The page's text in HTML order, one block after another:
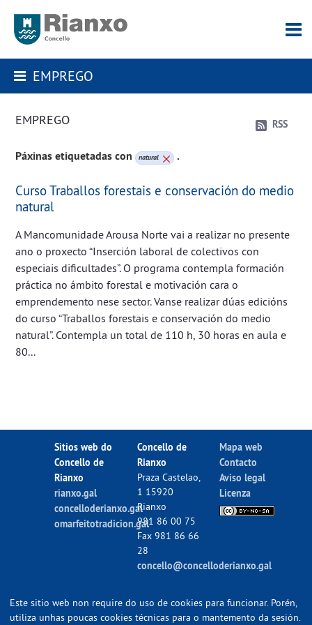
EMPREGO
EMPREGO RSS
Páxinas etiquetadas con natural .
Curso Traballos forestais e conservación do medio
natural
A Mancomunidade Arousa Norte vai a realizar no presente
ano o proxecto “Inserción laboral de colectivos con
especiais dificultades”. O programa contempla formación
práctica no ámbito forestal e motivación cara o
emprendemento nese sector. Vanse realizar dúas edicións
do curso “Traballos forestais e conservación do medio
natural”. Contempla un total de 110 h, 30 horas en aula e
80...
Sitios web do
Concello de
Rianxo
rianxo.gal
concelloderianxo.gal
omarfeitotradicion.gal
Concello de
Rianxo
Praza Castelao,
1 15920
Rianxo
981 86 00 75
Fax 981 86 66
28
concello@concelloderianxo.gal
Mapa web
Contacto
Aviso legal
Licenza
Este sitio web non require do uso de cookies para funcionar. Porén,
utiliza unhas poucas cookies técnicas para o mantemento da sesión.